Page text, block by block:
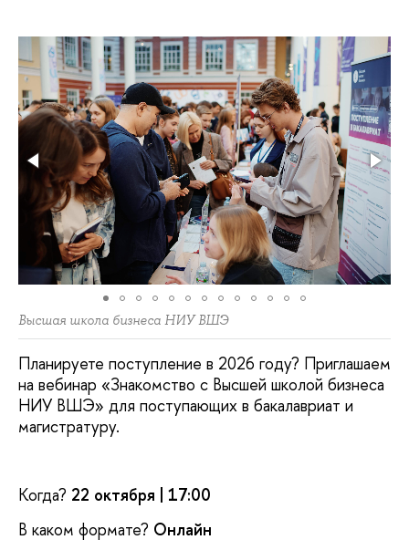
Высшая школа бизнеса НИУ ВШЭ
Планируете поступление в 2026 году? Приглашаем
на вебинар «Знакомство с Высшей школой бизнеса
НИУ ВШЭ» для поступающих в бакалавриат и
магистратуру.
Когда? 22 октября | 17:00
В каком формате? Онлайн